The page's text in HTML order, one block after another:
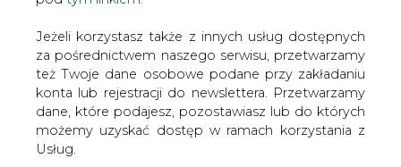
Jeżeli korzystasz także z innych usług dostępnych
za pośrednictwem naszego serwisu, przetwarzamy
też Twoje dane osobowe podane przy zakładaniu
konta lub rejestracji do newslettera. Przetwarzamy
dane, które podajesz, pozostawiasz lub do których
możemy uzyskać dostęp w ramach korzystania z
Usług.
Strona główna
SERWIS INFORMACYJNY CIRE
Również GDF zainteresowany jest polskimi
aktywami Vattenfalla